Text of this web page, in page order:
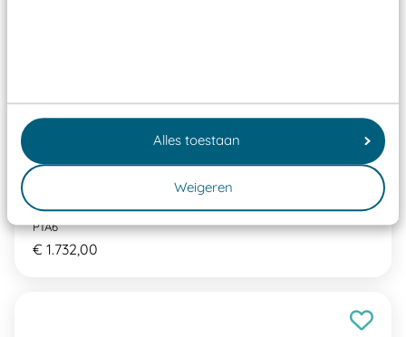
Alles toestaan
Weigeren
Pleinspel Alfabet slak
P1A6
€ 1.732,00